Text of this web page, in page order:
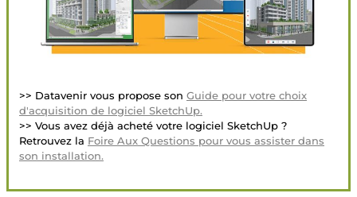
>> Datavenir vous propose son Guide pour votre choix
d'acquisition de logiciel SketchUp.
>> Vous avez déjà acheté votre logiciel SketchUp ?
Retrouvez la Foire Aux Questions pour vous assister dans
son installation.